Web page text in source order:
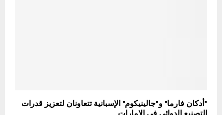
"أدكان فارما" و"جالينيكوم" الإسبانية تتعاونان لتعزيز قدرات